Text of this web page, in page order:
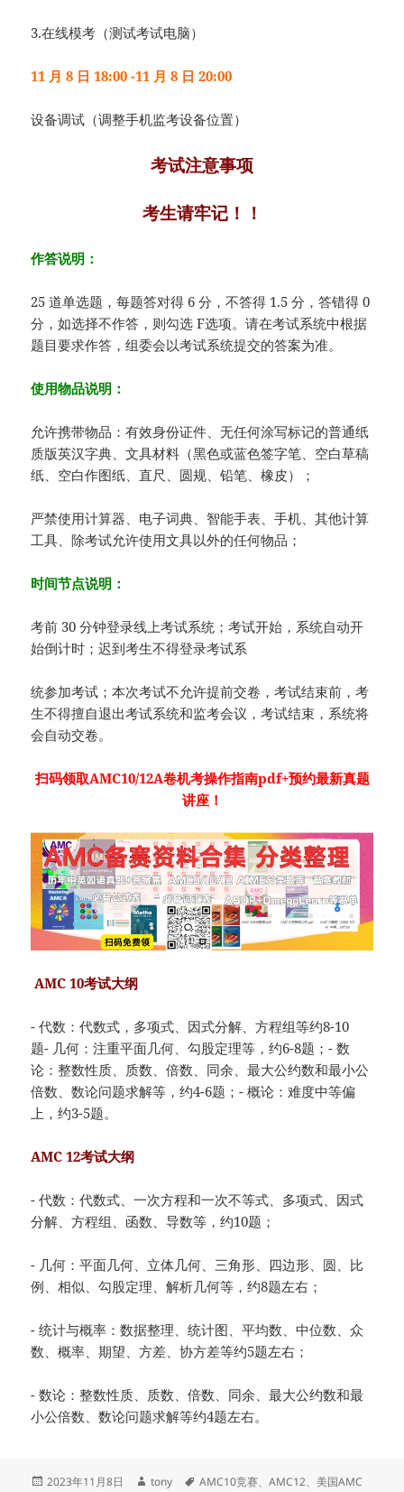
3.在线模考（测试考试电脑）
11 月 8 日 18:00 -11 月 8 日 20:00
设备调试（调整手机监考设备位置）
考试注意事项
考生请牢记！！
作答说明：
25 道单选题，每题答对得 6 分，不答得 1.5 分，答错得 0
分，如选择不作答，则勾选 F选项。请在考试系统中根据
题目要求作答，组委会以考试系统提交的答案为准。
使用物品说明：
允许携带物品：有效身份证件、无任何涂写标记的普通纸
质版英汉字典、文具材料（黑色或蓝色签字笔、空白草稿
纸、空白作图纸、直尺、圆规、铅笔、橡皮）；
严禁使用计算器、电子词典、智能手表、手机、其他计算
工具、除考试允许使用文具以外的任何物品；
时间节点说明：
考前 30 分钟登录线上考试系统；考试开始，系统自动开
始倒计时；迟到考生不得登录考试系
统参加考试；本次考试不允许提前交卷，考试结束前，考
生不得擅自退出考试系统和监考会议，考试结束，系统将
会自动交卷。
扫码领取AMC10/12A卷机考操作指南pdf+预约最新真题
讲座！
AMC 10考试大纲
- 代数：代数式，多项式、因式分解、方程组等约8-10
题- 几何：注重平面几何、勾股定理等，约6-8题；- 数
论：整数性质、质数、倍数、同余、最大公约数和最小公
倍数、数论问题求解等，约4-6题；- 概论：难度中等偏
上，约3-5题。
AMC 12考试大纲
- 代数：代数式、一次方程和一次不等式、多项式、因式
分解、方程组、函数、导数等，约10题；
- 几何：平面几何、立体几何、三角形、四边形、圆、比
例、相似、勾股定理、解析几何等，约8题左右；
- 统计与概率：数据整理、统计图、平均数、中位数、众
数、概率、期望、方差、协方差等约5题左右；
- 数论：整数性质、质数、倍数、同余、最大公约数和最
小公倍数、数论问题求解等约4题左右。
发
2023年11月8日
作
tony
标
AMC10竞赛、AMC12、美国AMC